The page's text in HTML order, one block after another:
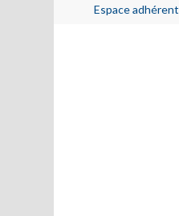
Espace adhérent